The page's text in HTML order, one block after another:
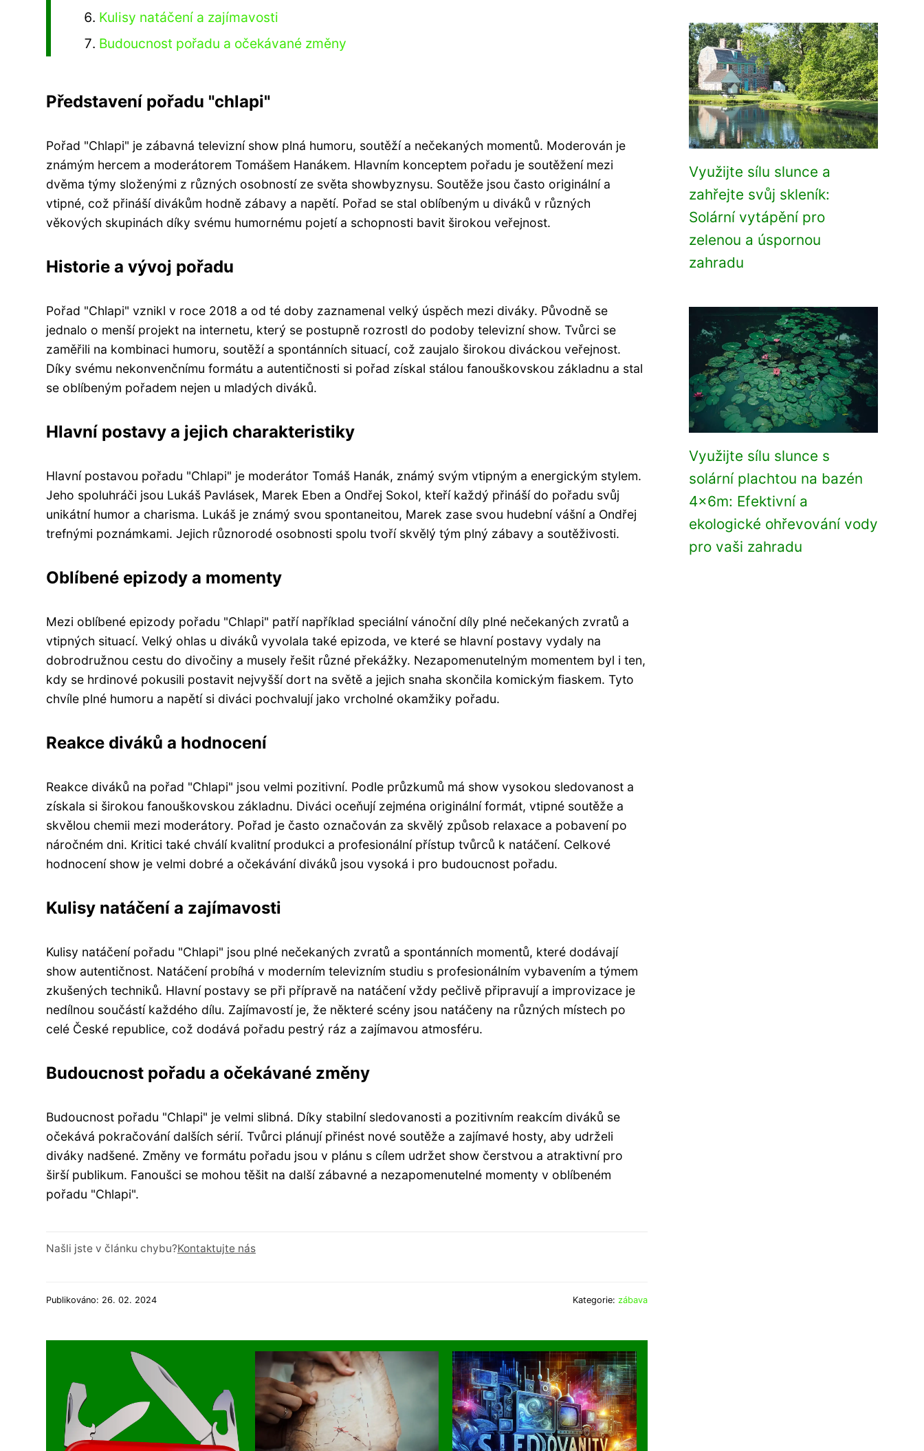
Kulisy natáčení a zajímavosti
Budoucnost pořadu a očekávané změny
Představení pořadu "chlapi"
Pořad "Chlapi" je zábavná televizní show plná humoru, soutěží a nečekaných momentů. Moderován je
známým hercem a moderátorem Tomášem Hanákem. Hlavním konceptem pořadu je soutěžení mezi
dvěma týmy složenými z různých osobností ze světa showbyznysu. Soutěže jsou často originální a
vtipné, což přináší divákům hodně zábavy a napětí. Pořad se stal oblíbeným u diváků v různých
věkových skupinách díky svému humornému pojetí a schopnosti bavit širokou veřejnost.
Historie a vývoj pořadu
Pořad "Chlapi" vznikl v roce 2018 a od té doby zaznamenal velký úspěch mezi diváky. Původně se
jednalo o menší projekt na internetu, který se postupně rozrostl do podoby televizní show. Tvůrci se
zaměřili na kombinaci humoru, soutěží a spontánních situací, což zaujalo širokou diváckou veřejnost.
Díky svému nekonvenčnímu formátu a autentičnosti si pořad získal stálou fanouškovskou základnu a stal
se oblíbeným pořadem nejen u mladých diváků.
Hlavní postavy a jejich charakteristiky
Hlavní postavou pořadu "Chlapi" je moderátor Tomáš Hanák, známý svým vtipným a energickým stylem.
Jeho spoluhráči jsou Lukáš Pavlásek, Marek Eben a Ondřej Sokol, kteří každý přináší do pořadu svůj
unikátní humor a charisma. Lukáš je známý svou spontaneitou, Marek zase svou hudební vášní a Ondřej
trefnými poznámkami. Jejich různorodé osobnosti spolu tvoří skvělý tým plný zábavy a soutěživosti.
Oblíbené epizody a momenty
Mezi oblíbené epizody pořadu "Chlapi" patří například speciální vánoční díly plné nečekaných zvratů a
vtipných situací. Velký ohlas u diváků vyvolala také epizoda, ve které se hlavní postavy vydaly na
dobrodružnou cestu do divočiny a musely řešit různé překážky. Nezapomenutelným momentem byl i ten,
kdy se hrdinové pokusili postavit nejvyšší dort na světě a jejich snaha skončila komickým fiaskem. Tyto
chvíle plné humoru a napětí si diváci pochvalují jako vrcholné okamžiky pořadu.
Reakce diváků a hodnocení
Reakce diváků na pořad "Chlapi" jsou velmi pozitivní. Podle průzkumů má show vysokou sledovanost a
získala si širokou fanouškovskou základnu. Diváci oceňují zejména originální formát, vtipné soutěže a
skvělou chemii mezi moderátory. Pořad je často označován za skvělý způsob relaxace a pobavení po
náročném dni. Kritici také chválí kvalitní produkci a profesionální přístup tvůrců k natáčení. Celkové
hodnocení show je velmi dobré a očekávání diváků jsou vysoká i pro budoucnost pořadu.
Kulisy natáčení a zajímavosti
Kulisy natáčení pořadu "Chlapi" jsou plné nečekaných zvratů a spontánních momentů, které dodávají
show autentičnost. Natáčení probíhá v moderním televizním studiu s profesionálním vybavením a týmem
zkušených techniků. Hlavní postavy se při přípravě na natáčení vždy pečlivě připravují a improvizace je
nedílnou součástí každého dílu. Zajímavostí je, že některé scény jsou natáčeny na různých místech po
celé České republice, což dodává pořadu pestrý ráz a zajímavou atmosféru.
Budoucnost pořadu a očekávané změny
Budoucnost pořadu "Chlapi" je velmi slibná. Díky stabilní sledovanosti a pozitivním reakcím diváků se
očekává pokračování dalších sérií. Tvůrci plánují přinést nové soutěže a zajímavé hosty, aby udrželi
diváky nadšené. Změny ve formátu pořadu jsou v plánu s cílem udržet show čerstvou a atraktivní pro
širší publikum. Fanoušci se mohou těšit na další zábavné a nezapomenutelné momenty v oblíbeném
pořadu "Chlapi".
Našli jste v článku chybu?Kontaktujte nás
Publikováno: 26. 02. 2024 Kategorie: zábava
Využijte sílu slunce a
zahřejte svůj skleník:
Solární vytápění pro
zelenou a úspornou
zahradu
Využijte sílu slunce s
solární plachtou na bazén
4x6m: Efektivní a
ekologické ohřevování vody
pro vaši zahradu